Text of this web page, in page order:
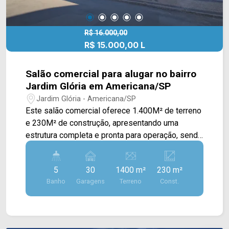
R$ 16.000,00
R$ 15.000,00 L
Salão comercial para alugar no bairro
Jardim Glória em Americana/SP
Jardim Glória - Americana/SP
Este salão comercial oferece 1.400M² de terreno
e 230M² de construção, apresentando uma
estrutura completa e pronta para operação, sendo
uma excelente oportunidade para
empreendedores que desejam instalar ou
expandir negócios voltados ao setor
gastronômico, eventos, entretenimento ou
atendimento ao público. O amplo salão já está
5
Banho
30
Garagens
1400 m²
Terreno
230 m²
Const.